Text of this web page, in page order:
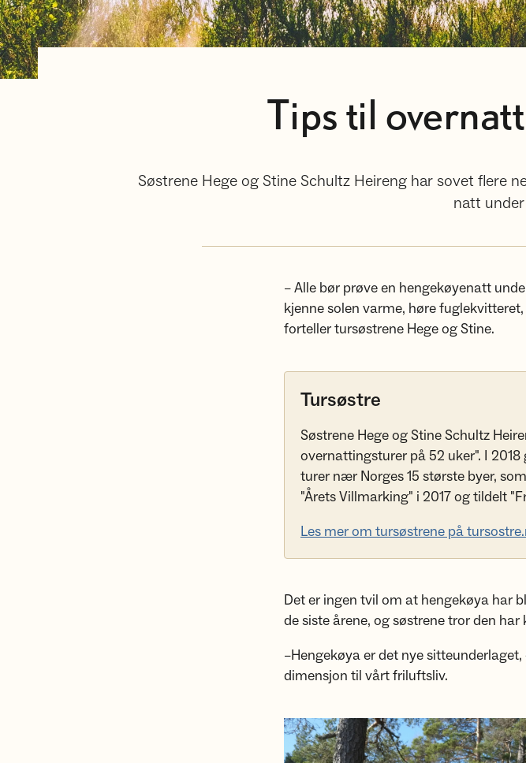
Tips til
Søstrene Hege og Stine Schultz Heireng har sovet flere
natt
– Alle bør prøve en hengekøyenatt
kjenne solen varme, høre
forteller tursøstrene Hege og Stine.
Tursøstre
Søstrene Hege og Stine Schultz
overnattingsturer på 52 uker". I
turer nær Norges 15 største byer,
"Årets Villmarking" i 2017 og tildelt
Les mer om tursøstrene på
Det er ingen tvil om at hengekøya har
de siste årene, og søstrene tror den
–Hengekøya er det nye
dimensjon til vårt friluftsliv.